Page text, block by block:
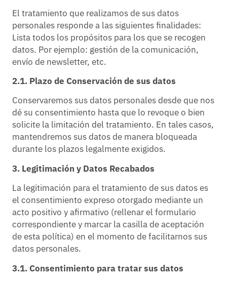
El tratamiento que realizamos de sus datos
personales responde a las siguientes finalidades:
Lista todos los propósitos para los que se recogen
datos. Por ejemplo: gestión de la comunicación,
envío de newsletter, etc.
2.1. Plazo de Conservación de sus datos
Conservaremos sus datos personales desde que nos
dé su consentimiento hasta que lo revoque o bien
solicite la limitación del tratamiento. En tales casos,
mantendremos sus datos de manera bloqueada
durante los plazos legalmente exigidos.
3. Legitimación y Datos Recabados
La legitimación para el tratamiento de sus datos es
el consentimiento expreso otorgado mediante un
acto positivo y afirmativo (rellenar el formulario
correspondiente y marcar la casilla de aceptación
de esta política) en el momento de facilitarnos sus
datos personales.
3.1. Consentimiento para tratar sus datos